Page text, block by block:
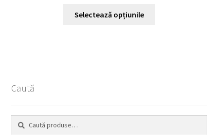
Selectează opțiunile
alese
Caută
Caută
după:
Caută